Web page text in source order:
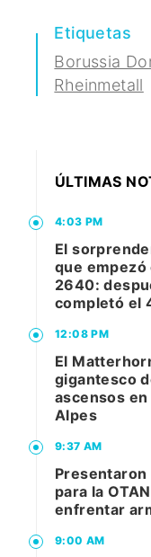
Etiquetas
Borussia
Rheinmetall
ÚLTIMAS
4:03 PM
El
que empezó
2640:
completó el
12:08 PM
El
gigantesco
ascensos
Alpes
9:37 AM
Presentaron
para la
enfrentar
9:00 AM